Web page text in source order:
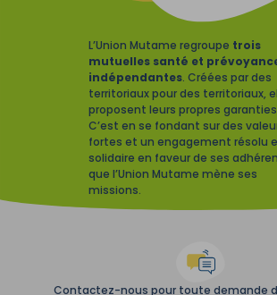
L’Union Mutame regroupe trois
mutuelles santé et
indépendantes. Créées par des
territoriaux pour des territoriaux,
proposent leurs propres
C’est en se fondant sur des
fortes et un engagement résolu
solidaire en faveur de ses
que l’Union Mutame mène ses
missions.
Contactez-nous pour toute demande